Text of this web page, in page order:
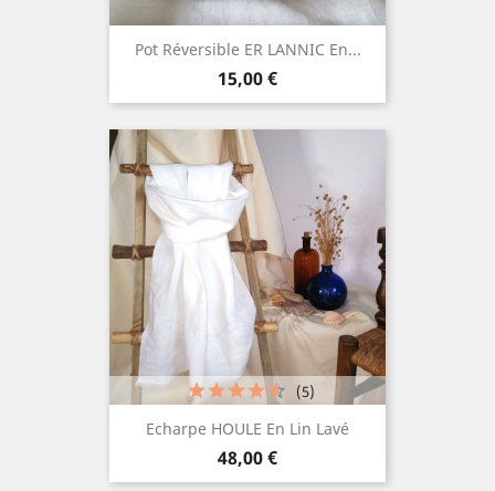
Pot Réversible ER LANNIC En...
Prix
15,00 €
Echarpe HOULE En Lin Lavé
Prix
48,00 €
(5)